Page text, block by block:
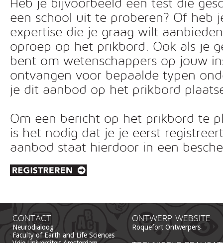
Heb je bijvoorbeeld een test die
een school uit te proberen? Of heb
expertise die je graag wilt
oproep op het prikbord. Ook als je
bent om wetenschappers op jouw
ontvangen voor bepaalde typen
je dit aanbod op het prikbord
Om een bericht op het prikbord te
is het nodig dat je je eerst
aanbod staat hierdoor in een
CONTACT
Neurodialoog
Faculty of Earth and Life Sciences
ONTWERP WEBSITE
Roquefort Ontwerpers